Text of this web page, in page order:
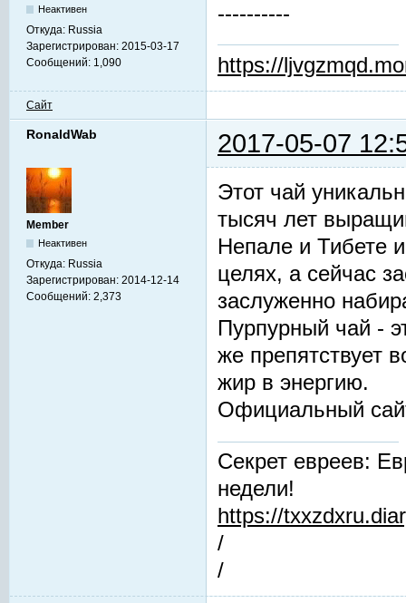
Неактивен
Откуда: Russia
Зарегистрирован: 2015-03-17
Сообщений: 1,090
----------
https://
Сайт
RonaldWab 2017-05-07
Member
Неактивен
Откуда: Russia
Зарегистрирован: 2014-12-14
Сообщений: 2,373
Этот чай
тысяч лет
Непале и Тибете
целях, а сейчас
заслуженно
Пурпурный чай -
же препятствует
жир в энергию.
Официальный
Секрет евреев:
недели!
https://
/
/